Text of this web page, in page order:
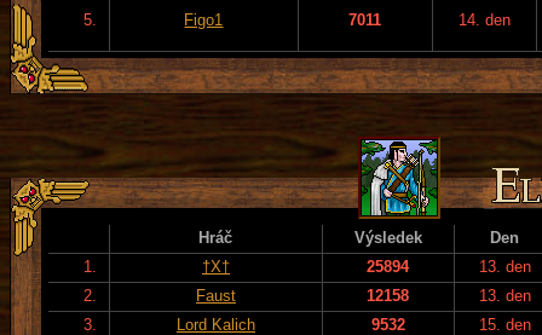
5. Figo1 7011 14. den
Hráč Výsledek
Den
1.
†X† 25894
13. den
2.
Faust 12158
13. den
3.
Lord Kalich 9532
15. den